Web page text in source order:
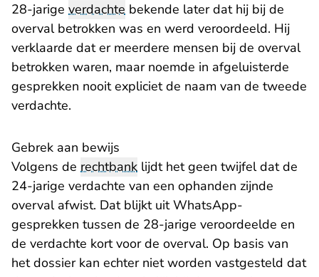
28-jarige verdachte bekende later dat hij bij de
overval betrokken was en werd veroordeeld. Hij
verklaarde dat er meerdere mensen bij de overval
betrokken waren, maar noemde in afgeluisterde
gesprekken nooit expliciet de naam van de tweede
verdachte.
Gebrek aan bewijs
Volgens de rechtbank lijdt het geen twijfel dat de
24-jarige verdachte van een ophanden zijnde
overval afwist. Dat blijkt uit WhatsApp-
gesprekken tussen de 28-jarige veroordeelde en
de verdachte kort voor de overval. Op basis van
het dossier kan echter niet worden vastgesteld dat